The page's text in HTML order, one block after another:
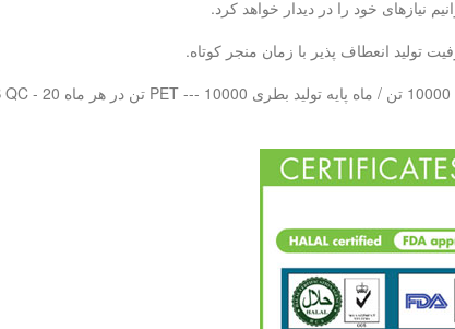
تولید انعطاف پذیر با زمان منجر کوتاه.